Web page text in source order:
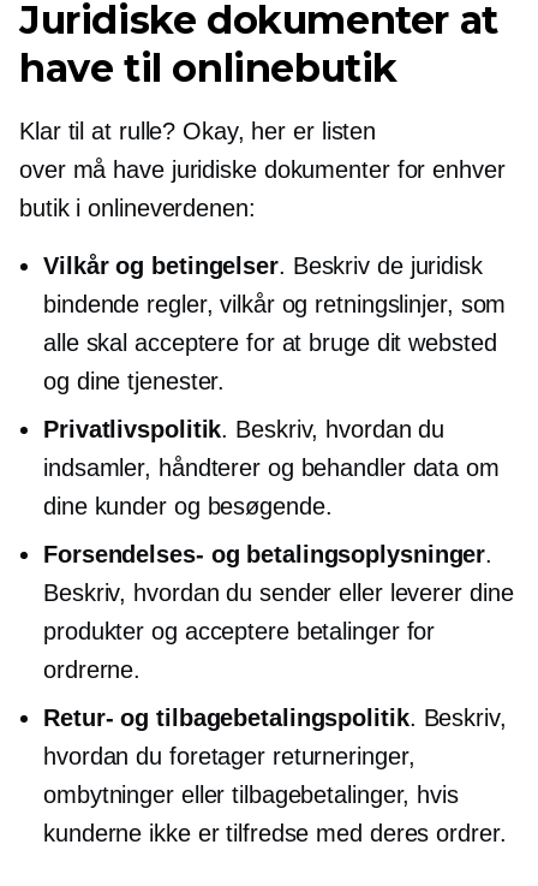
Juridiske dokumenter at
have til onlinebutik
Klar til at rulle? Okay, her er listen
over må havejuridiske dokumenter for enhver
butik i onlineverdenen:
Vilkår og betingelser. Beskriv de juridisk
bindende regler, vilkår og retningslinjer, som
alle skal acceptere for at bruge dit websted
og dine tjenester.
Privatlivspolitik. Beskriv, hvordan du
indsamler, håndterer og behandler data om
dine kunder og besøgende.
Forsendelses- og betalingsoplysninger.
Beskriv, hvordan du sender eller leverer dine
produkter og acceptere betalinger for
ordrerne.
Retur- og tilbagebetalingspolitik. Beskriv,
hvordan du foretager returneringer,
ombytninger eller tilbagebetalinger, hvis
kunderne ikke er tilfredse med deres ordrer.